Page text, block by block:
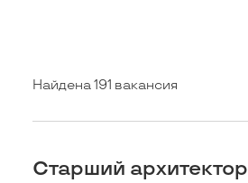
Найдена 191 вакансия
Старший архитектор